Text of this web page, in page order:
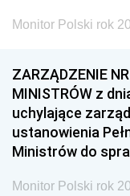
Monitor Polski rok
ZARZĄDZENIE
MINISTRÓW z
uchylające
ustanowienia
Ministrów do
Monitor Polski rok